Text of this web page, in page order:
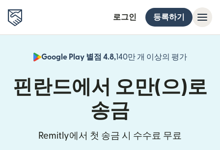
로그인 등록하기
Google Play 별점 4.8,140만 개 이상의 평가
핀란드에서 오만(으)로
송금
Remitly에서 첫 송금 시 수수료 무료